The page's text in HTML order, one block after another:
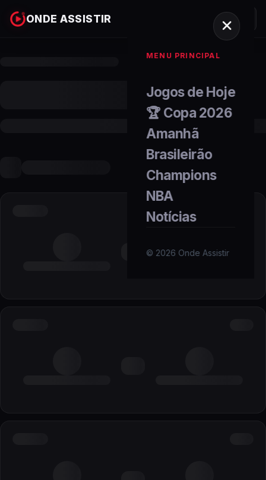
ONDE ASSISTIR
MENU PRINCIPAL
Jogos de Hoje
🏆 Copa 2026
Amanhã
Brasileirão
Champions
NBA
Notícias
© 2026 Onde Assistir